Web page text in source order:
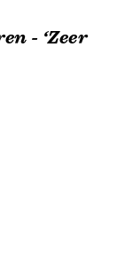
- ‘Zeer